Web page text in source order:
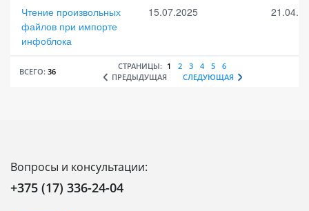
Чтение произвольных
файлов при импорте
инфоблока
15.07.2025
ВСЕГО: 36
СТРАНИЦЫ: 1 2 3 4 5
6
ПРЕДЫДУЩАЯ
СЛЕДУЮЩАЯ
Вопросы и консультации:
+375 (17) 336-24-04